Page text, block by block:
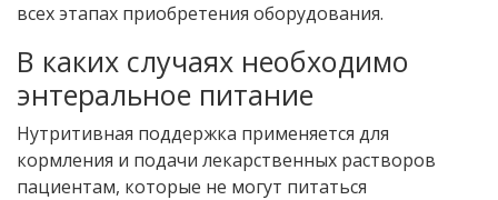
всех этапах приобретения оборудования.
В каких случаях необходимо
энтеральное питание
Нутритивная поддержка применяется для
кормления и подачи лекарственных растворов
пациентам, которые не могут питаться